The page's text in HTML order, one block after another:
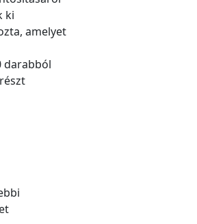
ki
amelyet
darabból